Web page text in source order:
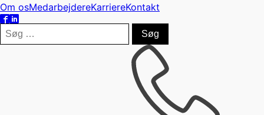
Om osMedarbejdereKarriereKontakt
Søg
efter: